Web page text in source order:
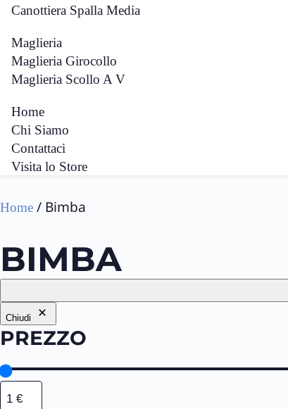
Canottiera Spalla Media
Maglieria
Maglieria Girocollo
Maglieria Scollo A V
Home
Chi Siamo
Contattaci
Visita lo Store
Home / Bimba
BIMBA
Chiudi
PREZZO